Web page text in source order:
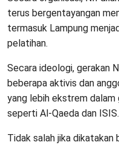
terus bergentayangan
termasuk Lampung
pelatihan.
Secara ideologi, gerakan
beberapa aktivis dan
yang lebih ekstrem dalam
seperti Al-Qaeda dan ISIS.
Tidak salah jika dikatakan